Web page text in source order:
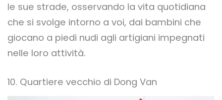
le sue strade, osservando la vita quotidiana
che si svolge intorno a voi, dai bambini che
giocano a piedi nudi agli artigiani impegnati
nelle loro attività.
10. Quartiere vecchio di Dong Van